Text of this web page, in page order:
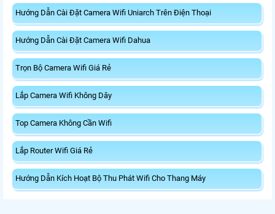
Hướng Dẫn Cài Đặt Camera Wifi Uniarch Trên Điện Thoại
Hướng Dẫn Cài Đặt Camera Wifi Dahua
Trọn Bộ Camera Wifi Giá Rẻ
Lắp Camera Wifi Không Dây
Top Camera Không Cần Wifi
Lắp Router Wifi Giá Rẻ
Hướng Dẫn Kích Hoạt Bộ Thu Phát Wifi Cho Thang Máy